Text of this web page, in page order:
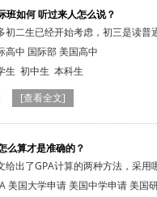
班如何 听过来人怎么说？
初二生已经开始考虑，初三是读普
高中 国际部 美国高中
生 初中生 本科生
[查看全文]
么算才是准确的？
给出了GPA计算的两种方法，采用
美国大学申请 美国中学申请 美国